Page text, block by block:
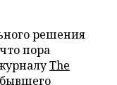
решения
пора
The